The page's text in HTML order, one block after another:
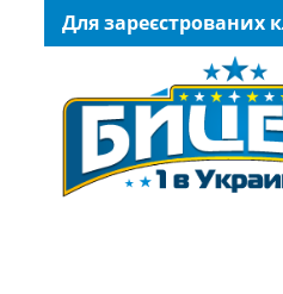
Для зареєстрованих